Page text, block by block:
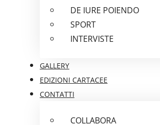
DE IURE POIENDO
SPORT
INTERVISTE
GALLERY
EDIZIONI CARTACEE
CONTATTI
COLLABORA